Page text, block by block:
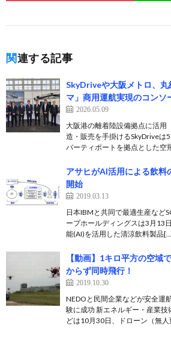
関連する記事
SkyDriveや大阪メトロ、
マ」商用運航実現のコンソ
2026.05.09
大阪港の離着陸設備拠点に活用
造・販売を手掛けるSkyDriveは
バーティポートを拠点とした空
アサヒがAI活用による飲料
開始
2019.03.13
日本IBMと共同で最適生産など
ープホールディングスは3月13
能(AI)を活用した清涼飲料製品
【動画】1キロ平方の空域
からず同時飛行！
2019.10.30
NEDOと民間企業などが安全運
験に成功 新エネルギー・産業
どは10月30日、ドローン（無